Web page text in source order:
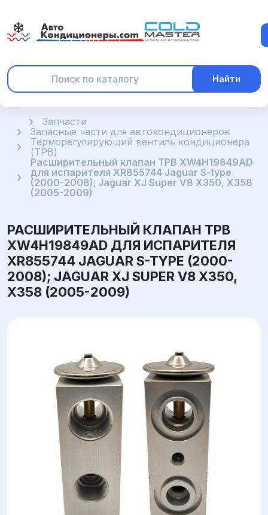
Найти
ГлавнаяЗапчасти
Запасные части для автокондиционеров
Терморегулирующий вентиль кондиционера
(ТРВ)
Расширительный клапан ТРВ XW4H19849AD
для испарителя XR855744 Jaguar S-type
(2000-2008); Jaguar XJ Super V8 X350, X358
(2005-2009)
РАСШИРИТЕЛЬНЫЙ КЛАПАН ТРВ
XW4H19849AD ДЛЯ ИСПАРИТЕЛЯ
XR855744 JAGUAR S-TYPE (2000-
2008); JAGUAR XJ SUPER V8 X350,
X358 (2005-2009)